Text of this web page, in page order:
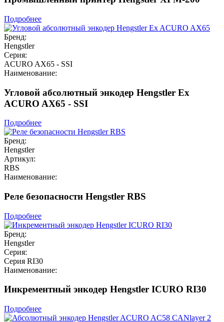
Подробнее
Бренд:
Hengstler
Серия:
ACURO AX65 - SSI
Наименование:
Угловой абсолютный энкодер Hengstler Ex
ACURO AX65 - SSI
Подробнее
Бренд:
Hengstler
Артикул:
RBS
Наименование:
Реле безопасности Hengstler RBS
Подробнее
Бренд:
Hengstler
Серия:
Серия RI30
Наименование:
Инкрементный энкодер Hengstler ICURO RI30
Подробнее